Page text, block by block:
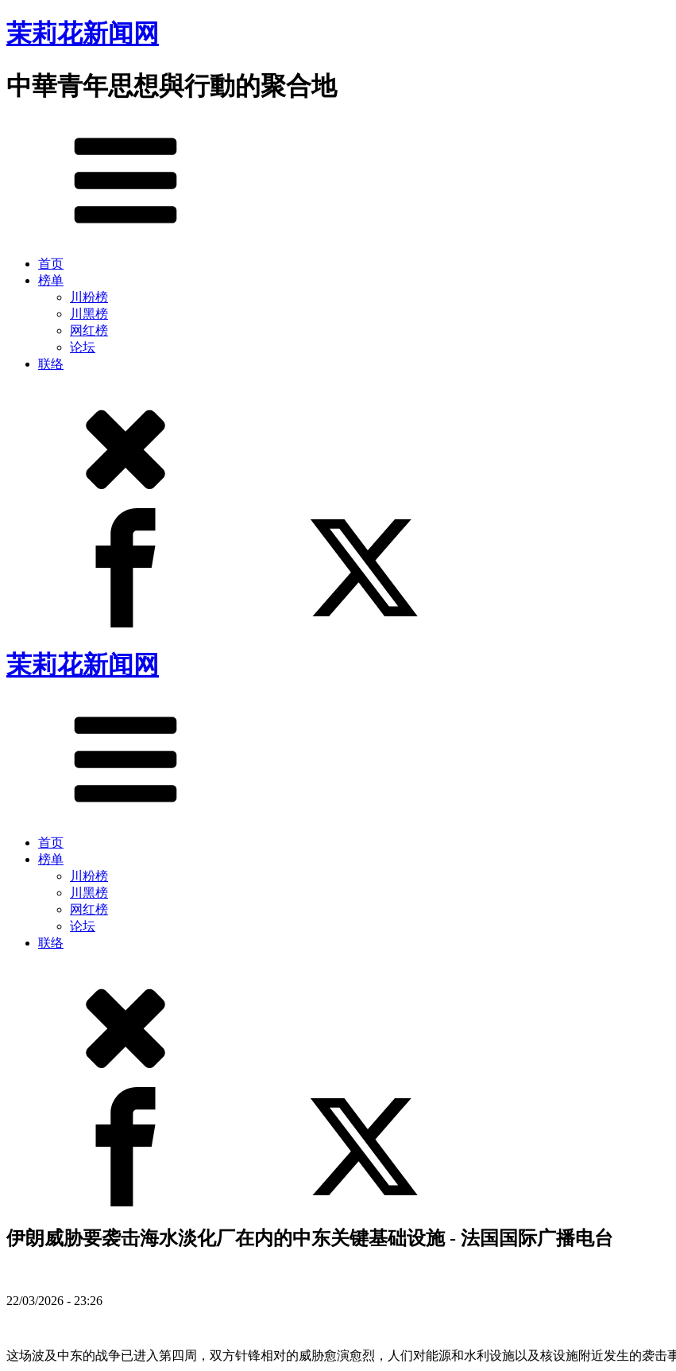
茉莉花新闻网
中華青年思想與行動的聚合地
首页
榜单
川粉榜
川黑榜
网红榜
论坛
联络
茉莉花新闻网
首页
榜单
川粉榜
川黑榜
网红榜
论坛
联络
伊朗威胁要袭击海水淡化厂在内的中东关键基础设施 - 法国国际广播电台
22/03/2026 - 23:26
这场波及中东的战争已进入第四周，双方针锋相对的威胁愈演愈烈，人们对能源和水利设施以及核设施附近发生的袭击